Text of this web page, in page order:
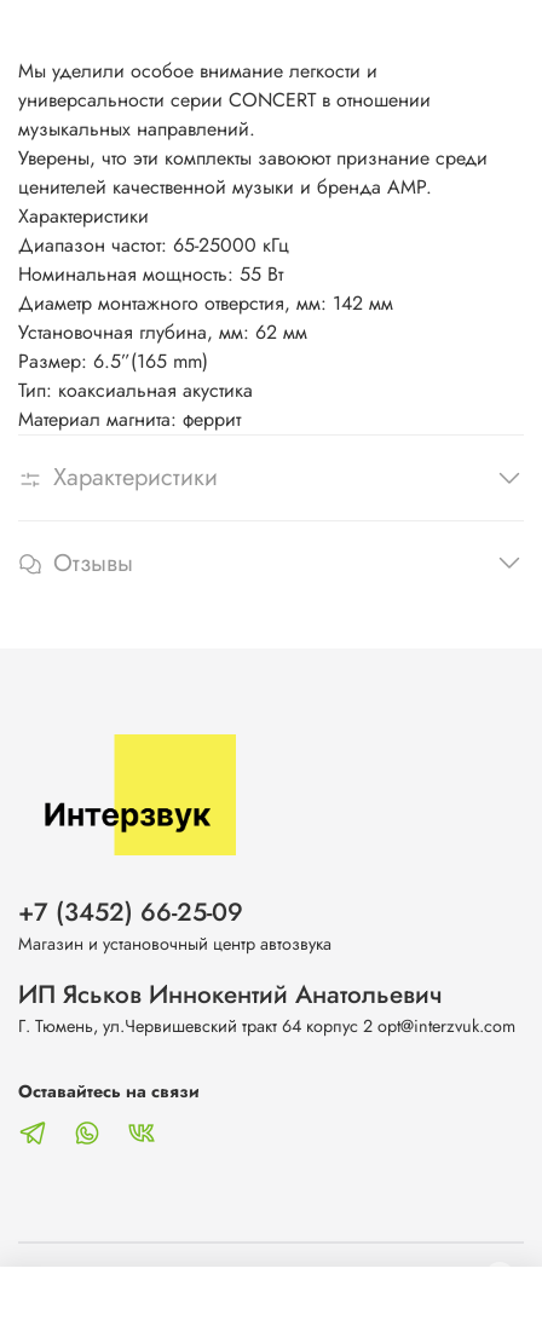
Мы уделили особое внимание легкости и
универсальности серии CONCERT в отношении
музыкальных направлений.
Уверены, что эти комплекты завоюют признание среди
ценителей качественной музыки и бренда AMP.
Характеристики
Диапазон частот: 65-25000 кГц
Номинальная мощность: 55 Вт
Диаметр монтажного отверстия, мм: 142 мм
Установочная глубина, мм: 62 мм
Размер: 6.5”(165 mm)
Тип: коаксиальная акустика
Материал магнита: феррит
Характеристики
Отзывы
+7 (3452) 66-25-09
Магазин и установочный центр автозвука
ИП Яськов Иннокентий Анатольевич
Г. Тюмень, ул.Червишевский тракт 64 корпус 2 opt@interzvuk.com
Оставайтесь на связи